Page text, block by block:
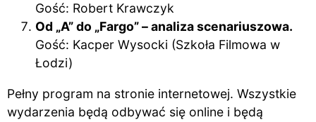
Gość: Robert Krawczyk
Od „A” do „Fargo” – analiza scenariuszowa.
Gość: Kacper Wysocki (Szkoła Filmowa w
Łodzi)
Pełny program na stronie internetowej. Wszystkie
wydarzenia będą odbywać się online i będą